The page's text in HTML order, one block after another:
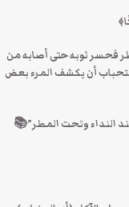
فحسر ثوبه حتى أصابه من
أن يكشف المرء بعض
عند النداء وتحت المطر”📚